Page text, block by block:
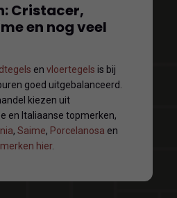
Cristacer,
en nog veel
en vloertegels is bij
goed uitgebalanceerd.
kiezen uit
en Italiaanse topmerken,
, Saime, Porcelanosa en
hier.